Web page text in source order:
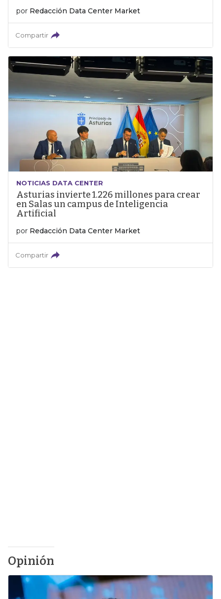
por Redacción Data Center Market
Compartir
NOTICIAS DATA CENTER
Asturias invierte 1.226 millones para crear
en Salas un campus de Inteligencia
Artificial
por Redacción Data Center Market
Compartir
Opinión